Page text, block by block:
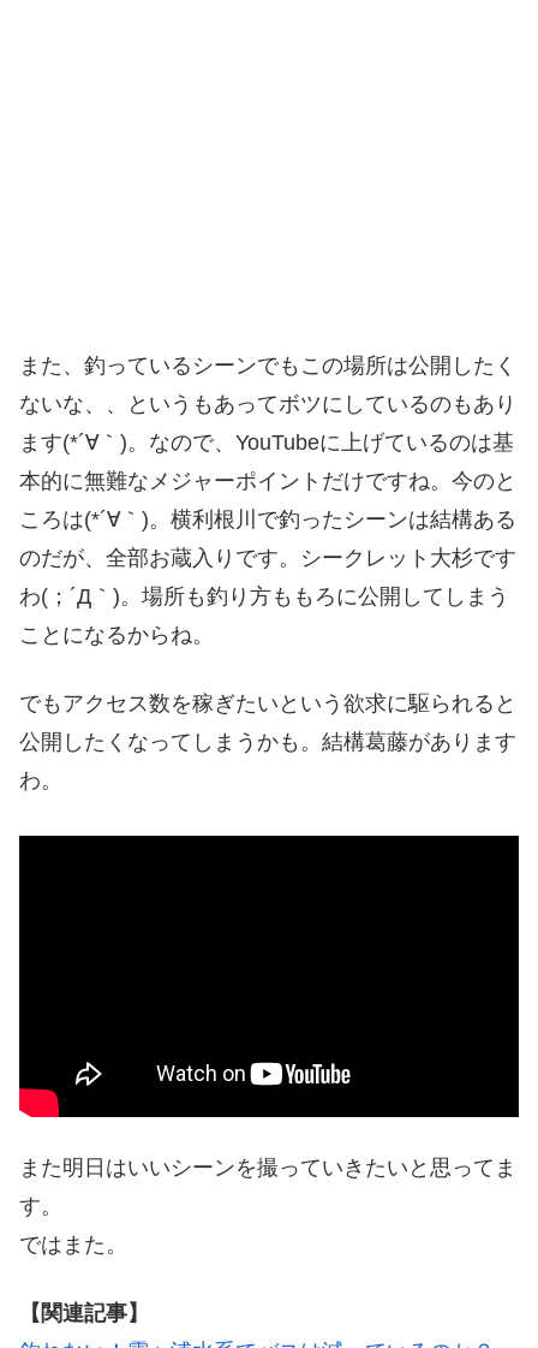
また、釣っているシーンでもこの場所は公開したく
ないな、、というもあってボツにしているのもあり
ます(*´∀｀)。なので、YouTubeに上げているのは基
本的に無難なメジャーポイントだけですね。今のと
ころは(*´∀｀)。横利根川で釣ったシーンは結構ある
のだが、全部お蔵入りです。シークレット大杉です
わ(；´Д｀)。場所も釣り方ももろに公開してしまう
ことになるからね。
でもアクセス数を稼ぎたいという欲求に駆られると
公開したくなってしまうかも。結構葛藤があります
わ。
また明日はいいシーンを撮っていきたいと思ってま
す。
ではまた。
【関連記事】